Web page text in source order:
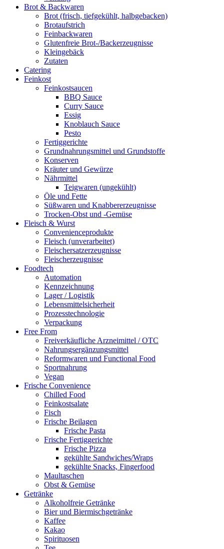
Brot & Backwaren
Brot (frisch, tiefgekühlt, halbgebacken)
Brotaufstrich
Feinbackwaren
Glutenfreie Brot-/Backerzeugnisse
Kleingebäck
Zutaten
Catering
Feinkost
Feinkostsaucen
BBQ Sauce
Curry Sauce
Essig
Knoblauch Sauce
Pesto
Fertiggerichte
Grundnahrungsmittel und Grundstoffe
Konserven
Kräuter und Gewürze
Nährmittel
Teigwaren (ungekühlt)
Öle und Fette
Süßwaren und Knabbererzeugnisse
Trocken-Obst und -Gemüse
Fleisch & Wurst
Convenienceprodukte
Fleisch (unverarbeitet)
Fleischersatzerzeugnisse
Fleischerzeugnisse
Foodtech
Automation
Kennzeichnung
Lager / Logistik
Lebensmittelsicherheit
Prozesstechnologie
Verpackung
Free From
Freiverkäufliche Arzneimittel / OTC
Nahrungsergänzungsmittel
Reformwaren und Functional Food
Sportnahrung
Vegan
Frische Convenience
Chilled Food
Feinkostsalate
Fisch
Frische Beilagen
Frische Pasta
Frische Fertiggerichte
Frische Pizza
gekühlte Sandwiches/Wraps
gekühlte Snacks, Fingerfood
Maultaschen
Obst & Gemüse
Getränke
Alkoholfreie Getränke
Bier und Biermischgetränke
Kaffee
Kakao
Spirituosen